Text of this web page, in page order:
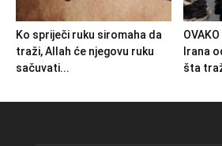
Ko spriječi ruku siromaha da
traži, Allah će njegovu ruku
sačuvati...
Irana
šta